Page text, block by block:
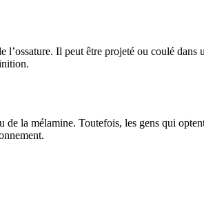
l’ossature. Il peut être projeté ou coulé dans
de la mélamine. Toutefois, les gens qui